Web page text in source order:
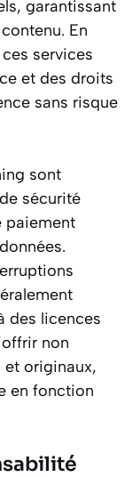
garantissant
En
services
et des droits
sans risque
sont
sécurité
paiement
des licences
non
et originaux,
en fonction